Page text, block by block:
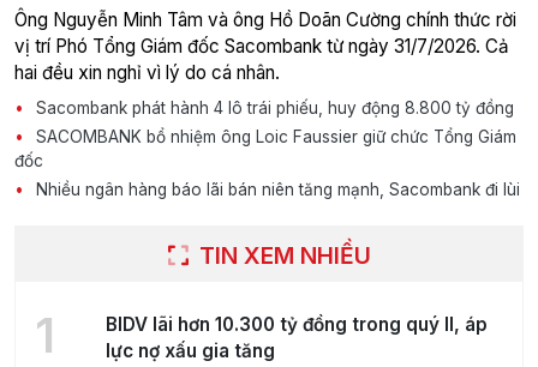
Ông Nguyễn Minh Tâm và ông Hồ Doãn Cường chính thức rời
vị trí Phó Tổng Giám đốc Sacombank từ ngày 31/7/2026. Cả
hai đều xin nghỉ vì lý do cá nhân.
Sacombank phát hành 4 lô trái phiếu, huy động 8.800 tỷ đồng
SACOMBANK bổ nhiệm ông Loic Faussier giữ chức Tổng Giám
đốc
Nhiều ngân hàng báo lãi bán niên tăng mạnh, Sacombank đi lùi
TIN XEM NHIỀU
1
BIDV lãi hơn 10.300 tỷ đồng trong quý II, áp
lực nợ xấu gia tăng